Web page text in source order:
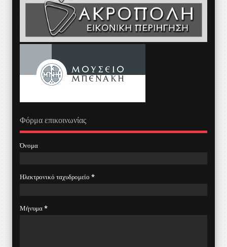
Φόρμα επικοινωνίας
Όνομα
Ηλεκτρονικό ταχυδρομείο *
Μήνυμα*